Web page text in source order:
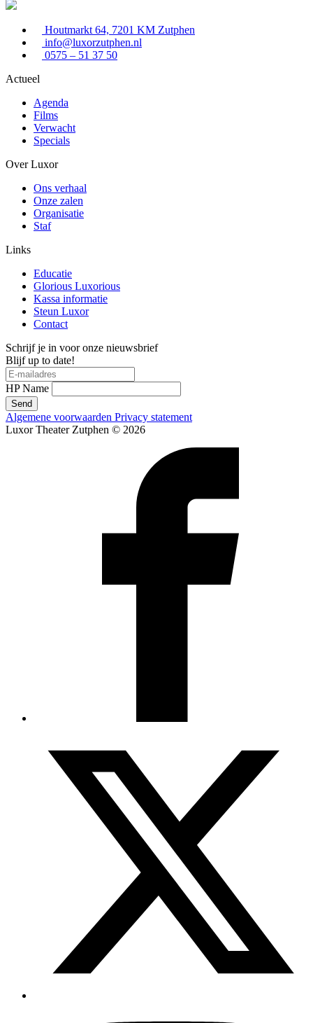
Houtmarkt 64, 7201 KM Zutphen
info@luxorzutphen.nl
0575 – 51 37 50
Actueel
Agenda
Films
Verwacht
Specials
Over Luxor
Ons verhaal
Onze zalen
Organisatie
Staf
Links
Educatie
Glorious Luxorious
Kassa informatie
Steun Luxor
Contact
Schrijf je in voor onze nieuwsbrief
Blijf up to date!
HP Name
Send
Algemene voorwaarden Privacy statement
Luxor Theater Zutphen © 2026